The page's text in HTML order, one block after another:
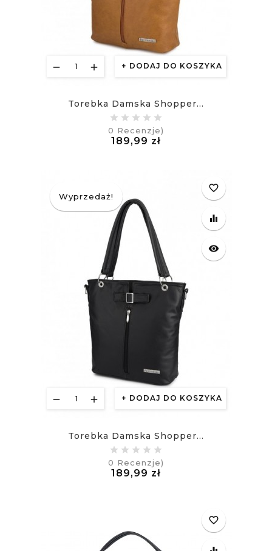
DODAJ DO KOSZYKA
Torebka Damska Shopper...
0 Recenzje)
189,99 zł
Wyprzedaż!
DODAJ DO KOSZYKA
favorite_border
equalizer
visibility
Torebka Damska Shopper...
0 Recenzje)
189,99 zł
favorite_border